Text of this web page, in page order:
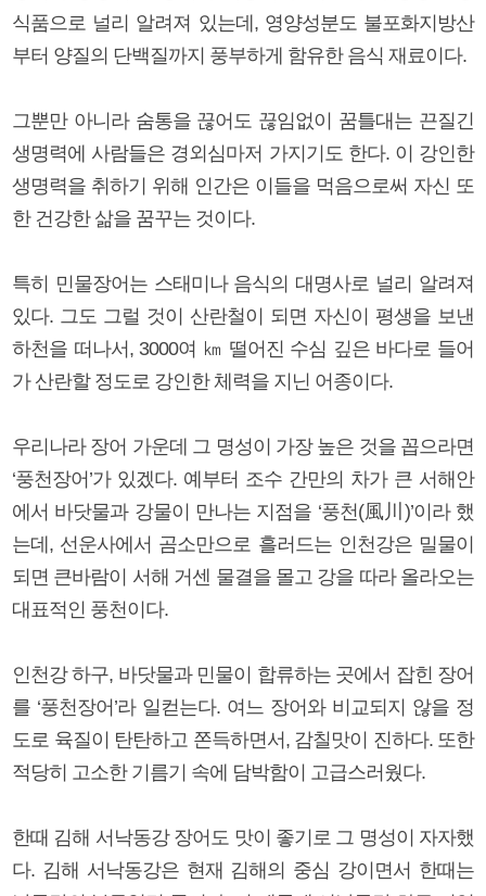
식품으로 널리 알려져 있는데, 영양성분도 불포화지방산
부터 양질의 단백질까지 풍부하게 함유한 음식 재료이다.
그뿐만 아니라 숨통을 끊어도 끊임없이 꿈틀대는 끈질긴
생명력에 사람들은 경외심마저 가지기도 한다. 이 강인한
생명력을 취하기 위해 인간은 이들을 먹음으로써 자신 또
한 건강한 삶을 꿈꾸는 것이다.
특히 민물장어는 스태미나 음식의 대명사로 널리 알려져
있다. 그도 그럴 것이 산란철이 되면 자신이 평생을 보낸
하천을 떠나서, 3000여 ㎞ 떨어진 수심 깊은 바다로 들어
가 산란할 정도로 강인한 체력을 지닌 어종이다.
우리나라 장어 가운데 그 명성이 가장 높은 것을 꼽으라면
‘풍천장어’가 있겠다. 예부터 조수 간만의 차가 큰 서해안
에서 바닷물과 강물이 만나는 지점을 ‘풍천(風川)’이라 했
는데, 선운사에서 곰소만으로 흘러드는 인천강은 밀물이
되면 큰바람이 서해 거센 물결을 몰고 강을 따라 올라오는
대표적인 풍천이다.
인천강 하구, 바닷물과 민물이 합류하는 곳에서 잡힌 장어
를 ‘풍천장어’라 일컫는다. 여느 장어와 비교되지 않을 정
도로 육질이 탄탄하고 쫀득하면서, 감칠맛이 진하다. 또한
적당히 고소한 기름기 속에 담박함이 고급스러웠다.
한때 김해 서낙동강 장어도 맛이 좋기로 그 명성이 자자했
다. 김해 서낙동강은 현재 김해의 중심 강이면서 한때는